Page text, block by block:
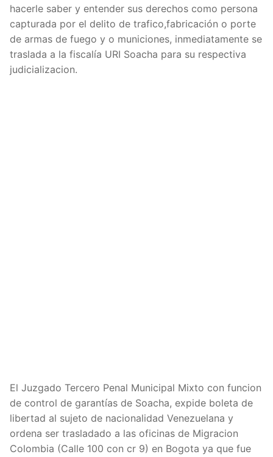
hacerle saber y entender sus derechos como persona
capturada por el delito de trafico,fabricación o porte
de armas de fuego y o municiones, inmediatamente se
traslada a la fiscalía URI Soacha para su respectiva
judicializacion.
El Juzgado Tercero Penal Municipal Mixto con funcion
de control de garantías de Soacha, expide boleta de
libertad al sujeto de nacionalidad Venezuelana y
ordena ser trasladado a las oficinas de Migracion
Colombia (Calle 100 con cr 9) en Bogota ya que fue